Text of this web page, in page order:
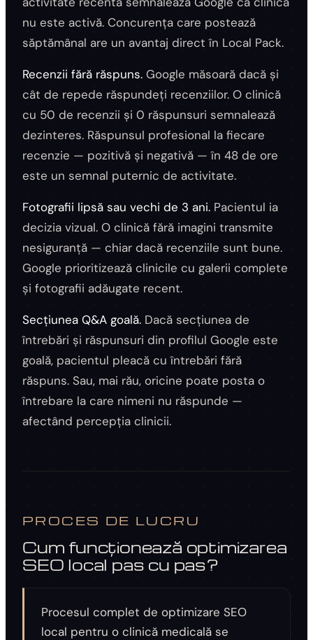
nu este activă. Concurența care postează
săptămânal are un avantaj direct în Local Pack.
Recenzii fără răspuns. Google măsoară dacă și
cât de repede răspundeți recenziilor. O clinică
cu 50 de recenzii și 0 răspunsuri semnalează
dezinteres. Răspunsul profesional la fiecare
recenzie — pozitivă și negativă — în 48 de ore
este un semnal puternic de activitate.
Fotografii lipsă sau vechi de 3 ani. Pacientul ia
decizia vizual. O clinică fără imagini transmite
nesiguranță — chiar dacă recenziile sunt bune.
Google prioritizează clinicile cu galerii complete
și fotografii adăugate recent.
Secțiunea Q&A goală. Dacă secțiunea de
întrebări și răspunsuri din profilul Google este
goală, pacientul pleacă cu întrebări fără
răspuns. Sau, mai rău, oricine poate posta o
întrebare la care nimeni nu răspunde —
afectând percepția clinicii.
PROCES DE LUCRU
Cum funcționează optimizarea
SEO local pas cu pas?
Procesul complet de optimizare SEO
local pentru o clinică medicală se